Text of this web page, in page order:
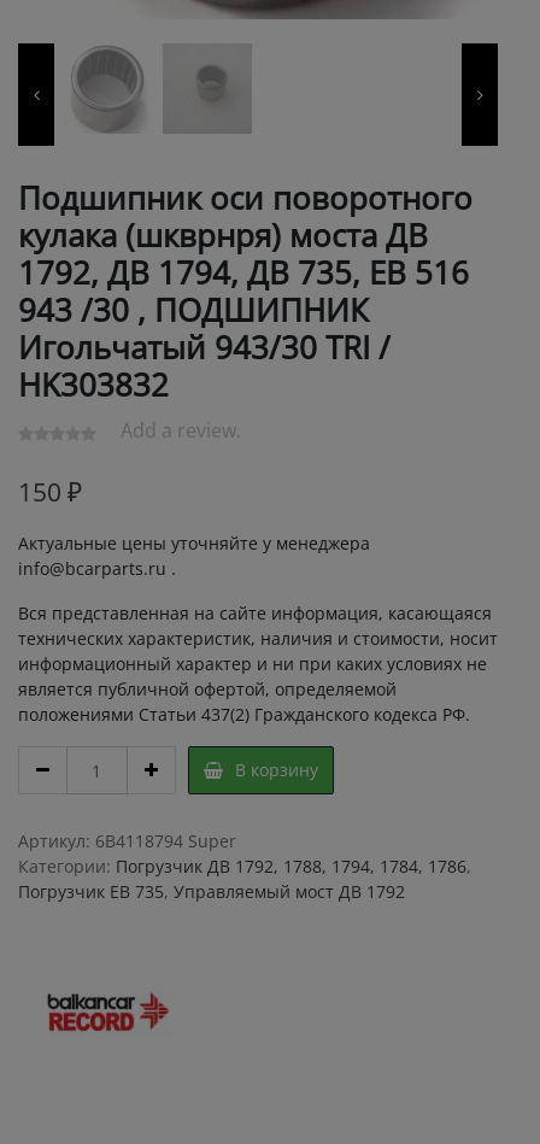
Подшипник оси поворотного
кулака (шкврнря) моста ДВ
1792, ДВ 1794, ДВ 735, ЕВ 516
943 /30 , ПОДШИПНИК
Игольчатый 943/30 TRI /
HK303832
Add a review.
150 ₽
Актуальные цены уточняйте у менеджера
info@bcarparts.ru .
Вся представленная на сайте информация, касающаяся
технических характеристик, наличия и стоимости, носит
информационный характер и ни при каких условиях не
является публичной офертой, определяемой
положениями Статьи 437(2) Гражданского кодекса РФ.
Подшипник
кулака
(шкврнря)
моста
ДВ
735,
В корзину
Артикул: 6B4118794 Super
Категории: Погрузчик ДВ 1792, 1788, 1794, 1784, 1786,
Погрузчик ЕВ 735, Управляемый мост ДВ 1792